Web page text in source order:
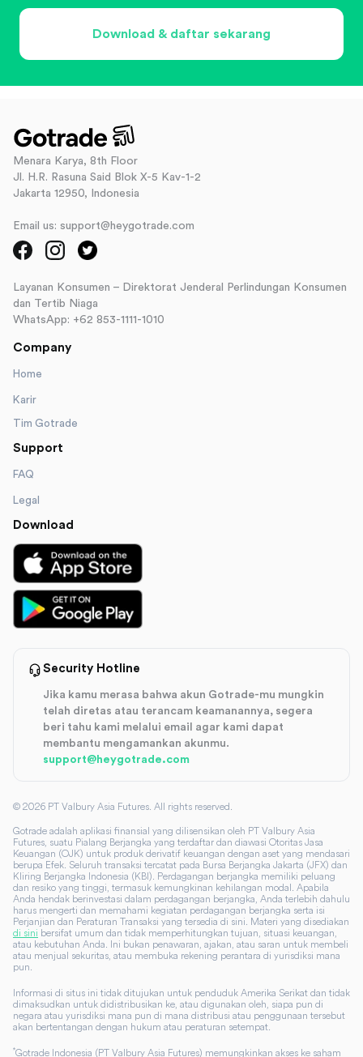
Download & daftar sekarang
Menara Karya, 8th Floor
Jl. H.R. Rasuna Said Blok X-5 Kav-1-2
Jakarta 12950, Indonesia
Email us: support@heygotrade.com
Layanan Konsumen – Direktorat Jenderal Perlindungan Konsumen
dan Tertib Niaga
WhatsApp: +62 853-1111-1010
Company
Home
Karir
Tim Gotrade
Support
FAQ
Legal
Download
Security Hotline
Jika kamu merasa bahwa akun Gotrade-mu mungkin
telah diretas atau terancam keamanannya, segera
beri tahu kami melalui email agar kami dapat
membantu mengamankan akunmu.
support@heygotrade.com
© 2026 PT Valbury Asia Futures. All rights reserved.
Gotrade adalah aplikasi finansial yang dilisensikan oleh PT Valbury Asia
Futures, suatu Pialang Berjangka yang terdaftar dan diawasi Otoritas Jasa
Keuangan (OJK) untuk produk derivatif keuangan dengan aset yang mendasari
berupa Efek. Seluruh transaksi tercatat pada Bursa Berjangka Jakarta (JFX) dan
Kliring Berjangka Indonesia (KBI). Perdagangan berjangka memiliki peluang
dan resiko yang tinggi, termasuk kemungkinan kehilangan modal. Apabila
Anda hendak berinvestasi dalam perdagangan berjangka, Anda terlebih dahulu
harus mengerti dan memahami kegiatan perdagangan berjangka serta isi
Perjanjian dan Peraturan Transaksi yang tersedia di sini. Materi yang disediakan
di sini bersifat umum dan tidak memperhitungkan tujuan, situasi keuangan,
atau kebutuhan Anda. Ini bukan penawaran, ajakan, atau saran untuk membeli
atau menjual sekuritas, atau membuka rekening perantara di yurisdiksi mana
pun.
Informasi di situs ini tidak ditujukan untuk penduduk Amerika Serikat dan tidak
dimaksudkan untuk didistribusikan ke, atau digunakan oleh, siapa pun di
negara atau yurisdiksi mana pun di mana distribusi atau penggunaan tersebut
akan bertentangan dengan hukum atau peraturan setempat.
*Gotrade Indonesia (PT Valbury Asia Futures) memungkinkan akses ke saham